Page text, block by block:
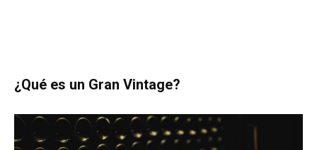
¿Qué es un Gran Vintage?